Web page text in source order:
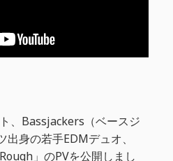
、Bassjackers（ベースジ
身の若手EDMデュオ、
」のPVを公開しまし